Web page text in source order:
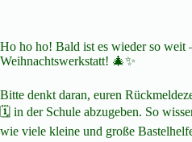
Ho ho ho! Bald ist es wieder so weit
Weihnachtswerkstatt! 🎄✨
Bitte denkt daran, euren
🗓️ in der Schule abzugeben. So
wie viele kleine und große